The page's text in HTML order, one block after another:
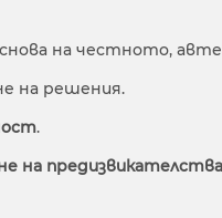
на честното,
на решения.
.
на